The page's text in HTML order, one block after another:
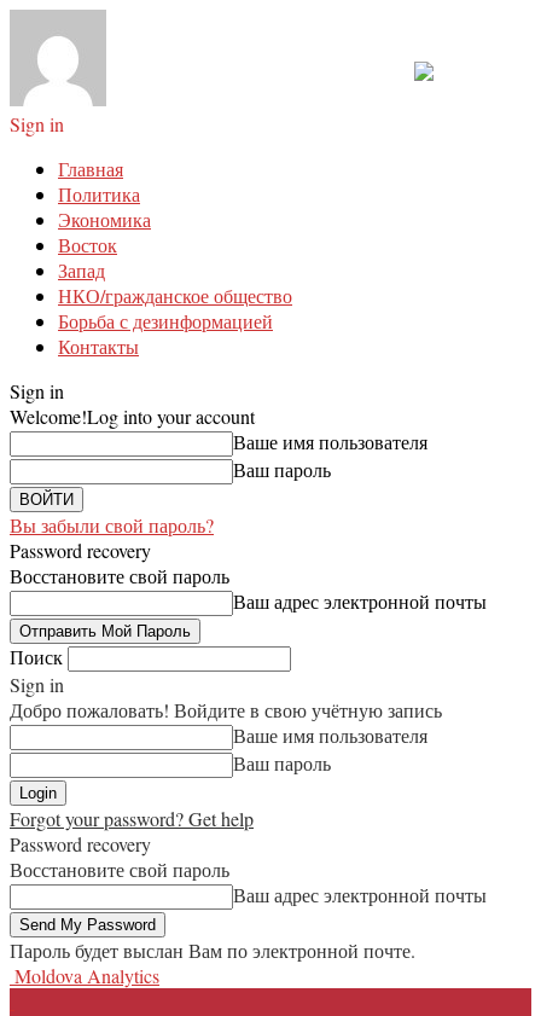
Sign in
Главная
Политика
Экономика
Восток
Запад
НКО/гражданское общество
Борьба с дезинформацией
Контакты
Sign in
Welcome!Log into your account
Ваше имя пользователя
Ваш пароль
Вы забыли свой пароль?
Password recovery
Восстановите свой пароль
Ваш адрес электронной почты
Поиск
Sign in
Добро пожаловать! Войдите в свою учётную запись
Ваше имя пользователя
Ваш пароль
Forgot your password? Get help
Password recovery
Восстановите свой пароль
Ваш адрес электронной почты
Пароль будет выслан Вам по электронной почте.
Moldova Analytics